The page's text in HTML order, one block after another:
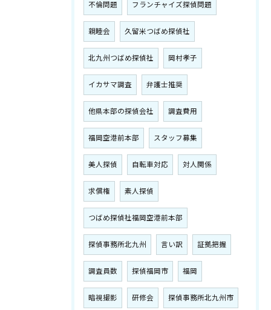
不倫問題 フランチャイズ探偵問題
親睦会 久留米つばめ探偵社
北九州つばめ探偵社 岡村孝子
イカサマ調査 弁護士推奨
他県本部の探偵会社 調査費用
福岡空港前本部 スタッフ募集
美人探偵 自転車対応 対人関係
求償権 素人探偵
つばめ探偵社福岡空港前本部
探偵事務所北九州 言い訳 証拠把握
調査員数 探偵福岡市 福岡
暗視撮影 研修会 探偵事務所北九州市